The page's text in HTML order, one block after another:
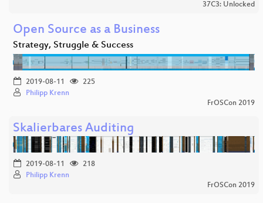
37C3: Unlocked
Open Source as a Business
Strategy, Struggle & Success
2019-08-11
225
Philipp Krenn
FrOSCon 2019
Skalierbares Auditing
2019-08-11
218
Philipp Krenn
FrOSCon 2019